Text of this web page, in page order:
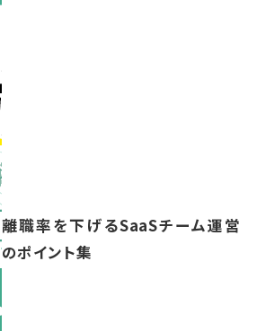
離職率を下げるSaaSチーム運営
のポイント集